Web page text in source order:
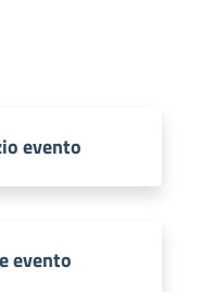
evento
evento